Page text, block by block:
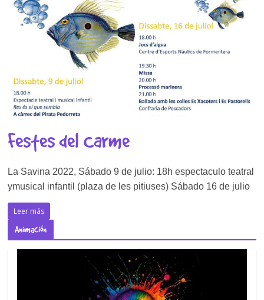
Festes del Carme
La Savina 2022, Sábado 9 de julio: 18h espectaculo teatral
ymusical infantil (plaza de les pitiuses) Sábado 16 de julio
Leer más
Animación